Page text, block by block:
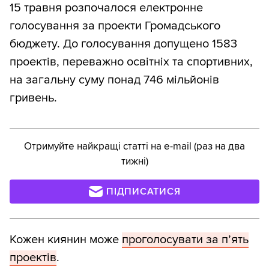
15 травня розпочалося електронне
голосування за проекти Громадського
бюджету. До голосування допущено 1583
проектів, переважно освітніх та спортивних,
на загальну суму понад 746 мільйонів
гривень.
Отримуйте найкращі статті на e-mail (раз на два
тижні)
ПІДПИСАТИСЯ
Кожен киянин може проголосувати за п’ять
проектів.